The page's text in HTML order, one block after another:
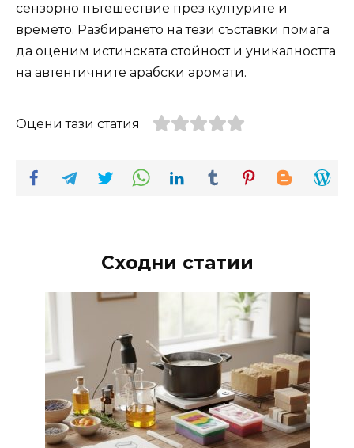
сензорно пътешествие през културите и
времето. Разбирането на тези съставки помага
да оценим истинската стойност и уникалността
на автентичните арабски аромати.
Оцени тази статия
Сходни статии